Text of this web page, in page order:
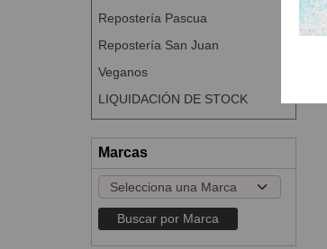
Repostería Pascua
Repostería San Juan
Veganos
LIQUIDACIÓN DE STOCK
Marcas